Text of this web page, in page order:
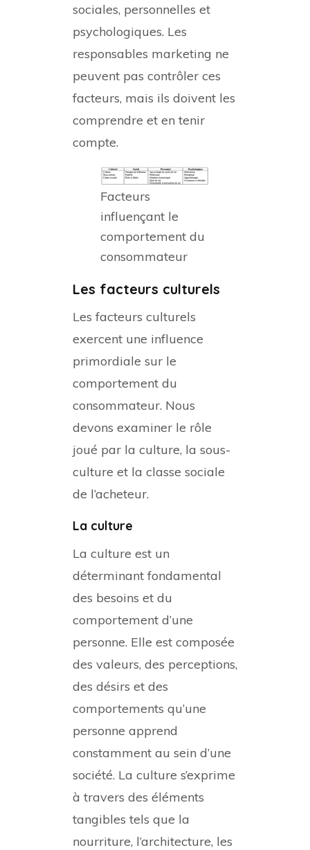
sociales, personnelles et
psychologiques. Les
responsables marketing ne
peuvent pas contrôler ces
facteurs, mais ils doivent les
comprendre et en tenir
compte.
Facteurs
influençant le
comportement du
consommateur
Les facteurs culturels
Les facteurs culturels
exercent une influence
primordiale sur le
comportement du
consommateur. Nous
devons examiner le rôle
joué par la culture, la sous-
culture et la classe sociale
de l’acheteur.
La culture
La culture est un
déterminant fondamental
des besoins et du
comportement d’une
personne. Elle est composée
des valeurs, des perceptions,
des désirs et des
comportements qu’une
personne apprend
constamment au sein d’une
société. La culture s’exprime
à travers des éléments
tangibles tels que la
nourriture, l’architecture, les